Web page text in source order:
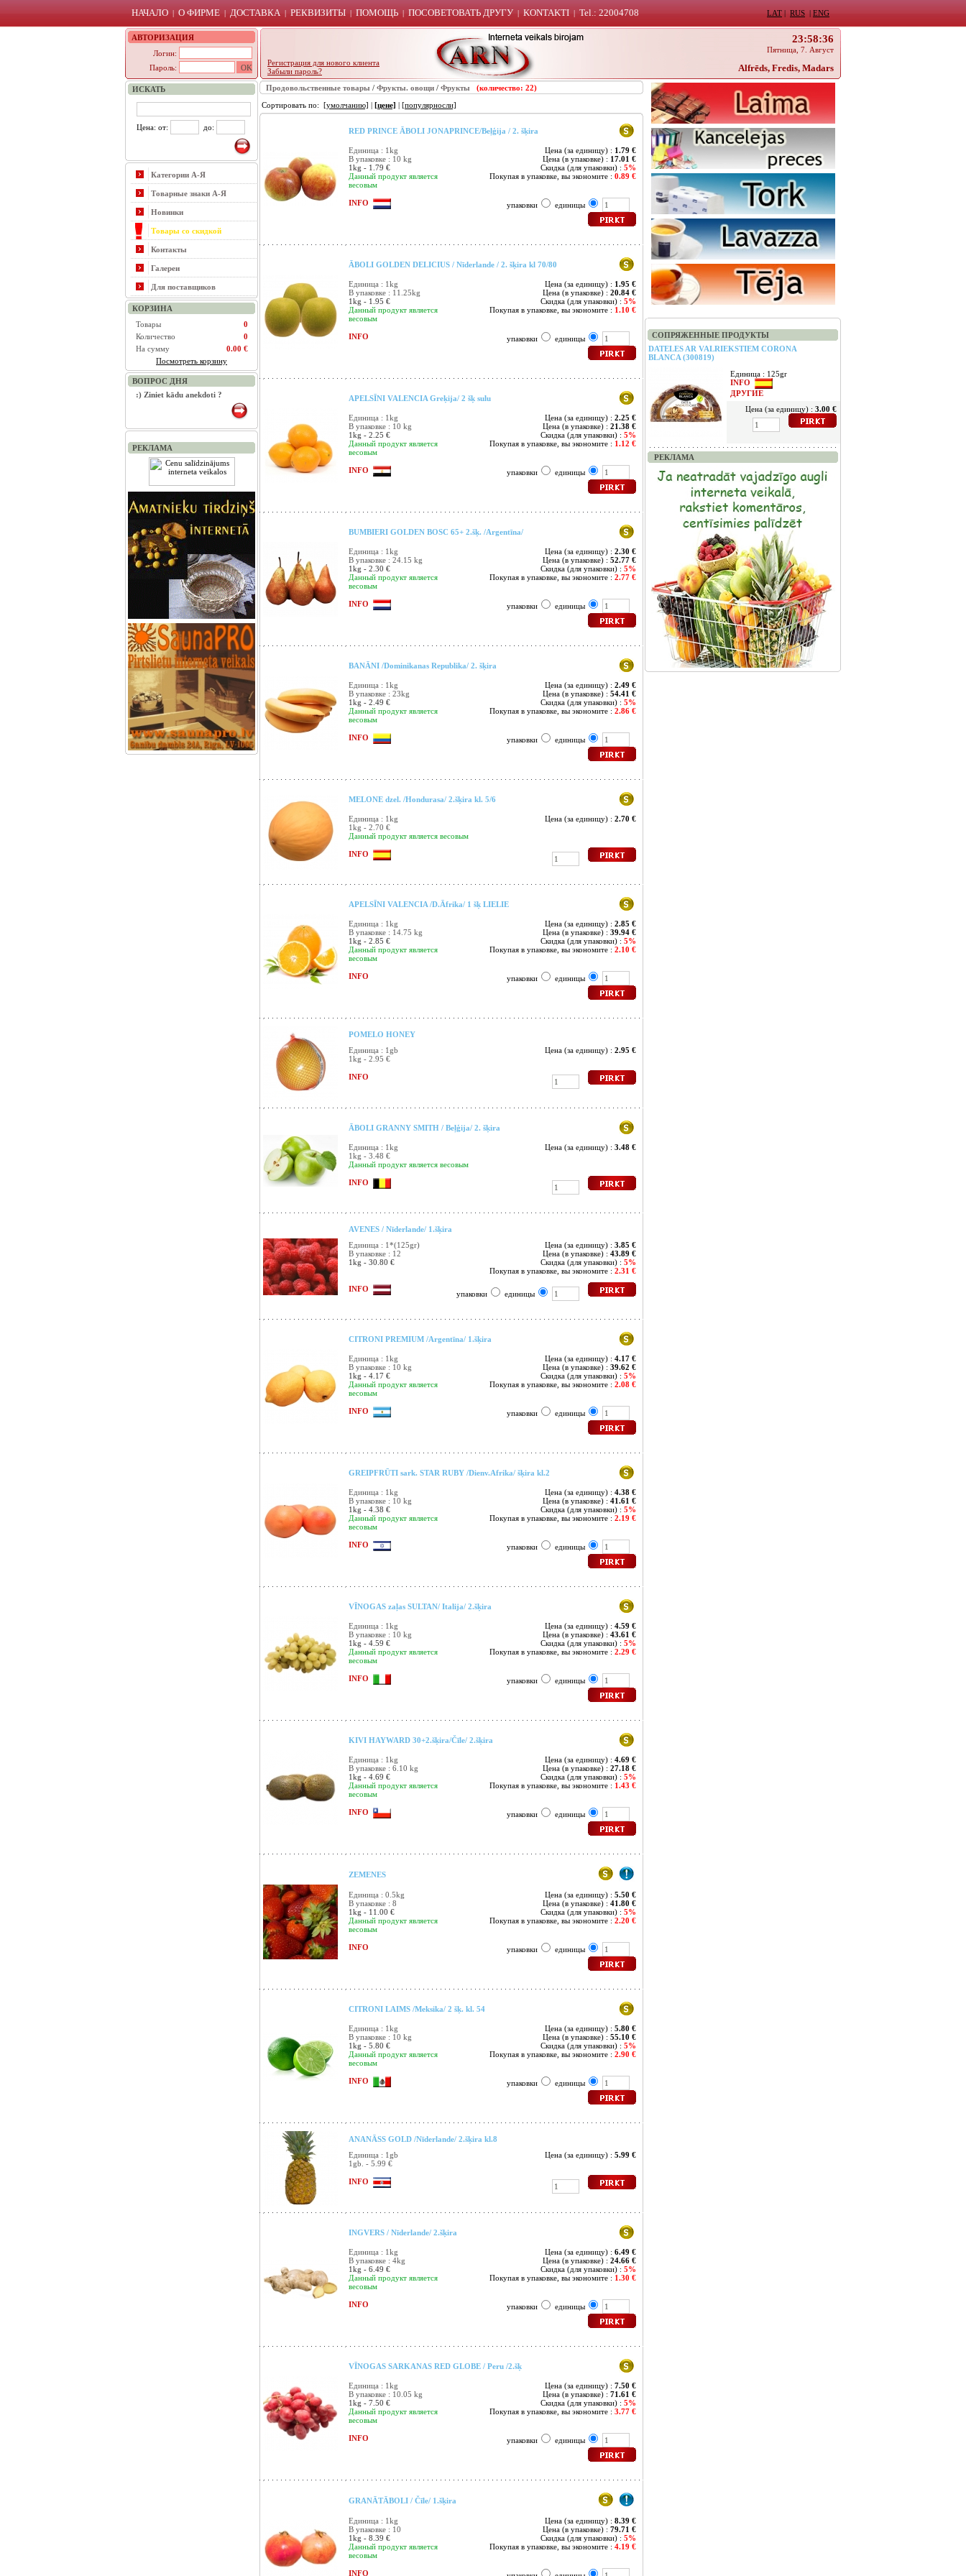
НАЧАЛО | О ФИРМЕ | ДОСТАВКА | РЕКВИЗИТЫ | ПОМОЩЬ | ПОСОВЕТОВАТЬ ДРУГУ| KONTAKTI | Tel.: 22004708 LAT | RUS | ENG
АВТОРИЗАЦИЯ
Логин:
Пароль:
Регистрация для нового клиента
Забыли пароль?
23:58:37
Пятница, 7. Август
Alfrēds, Fredis, Madars
ИСКАТЬ
Цена: от: до:
Категории А-Я
Товарные знаки А-Я
Новинки
Товары со скидкой
Контакты
Галереи
Для поставщиков
КОРЗИНА
Товары
0
Количество
0
На сумму
0.00 €
Посмотреть корзину
ВОПРОС ДНЯ
:) Ziniet kādu anekdoti ?
РЕКЛАМА
Продовольственные товары / Фрукты. овощи / Фрукты
(количество: 22)
Сортировать по: [умолчанию] | [цене] | [популярносли]
RED PRINCE ĀBOLI JONAPRINCE/Beļģija / 2. šķira
Единица : 1kg
В упаковке : 10 kg
1kg - 1.79 €
Данный продукт является
весовым
Цена (за единицу) : 1.79 €
Цена (в упаковке) : 17.01 €
Скидка (для упаковки) : 5%
Покупая в упаковке, вы экономите : 0.89 €
INFO упаковки единицы
ĀBOLI GOLDEN DELICIUS / Nīderlande / 2. šķira kl 70/80
Единица : 1kg
В упаковке : 11.25kg
1kg - 1.95 €
Данный продукт является
весовым
Цена (за единицу) : 1.95 €
Цена (в упаковке) : 20.84 €
Скидка (для упаковки) : 5%
Покупая в упаковке, вы экономите : 1.10 €
INFO упаковки единицы
APELSĪNI VALENCIA Greķija/ 2 šķ sulu
Единица : 1kg
В упаковке : 10 kg
1kg - 2.25 €
Данный продукт является
весовым
Цена (за единицу) : 2.25 €
Цена (в упаковке) : 21.38 €
Скидка (для упаковки) : 5%
Покупая в упаковке, вы экономите : 1.12 €
INFO упаковки единицы
BUMBIERI GOLDEN BOSC 65+ 2.šķ. /Argentīna/
Единица : 1kg
В упаковке : 24.15 kg
1kg - 2.30 €
Данный продукт является
весовым
Цена (за единицу) : 2.30 €
Цена (в упаковке) : 52.77 €
Скидка (для упаковки) : 5%
Покупая в упаковке, вы экономите : 2.77 €
INFO упаковки единицы
BANĀNI /Dominikanas Republika/ 2. šķira
Единица : 1kg
В упаковке : 23kg
1kg - 2.49 €
Данный продукт является
весовым
Цена (за единицу) : 2.49 €
Цена (в упаковке) : 54.41 €
Скидка (для упаковки) : 5%
Покупая в упаковке, вы экономите : 2.86 €
INFO упаковки единицы
MELONE dzel. /Hondurasa/ 2.šķira kl. 5/6
Единица : 1kg
1kg - 2.70 €
Данный продукт является весовым
Цена (за единицу) : 2.70 €
INFO
APELSĪNI VALENCIA /D.Āfrika/ 1 šķ LIELIE
Единица : 1kg
В упаковке : 14.75 kg
1kg - 2.85 €
Данный продукт является
весовым
Цена (за единицу) : 2.85 €
Цена (в упаковке) : 39.94 €
Скидка (для упаковки) : 5%
Покупая в упаковке, вы экономите : 2.10 €
INFO упаковки единицы
POMELO HONEY
Единица : 1gb
1kg - 2.95 €
Цена (за единицу) : 2.95 €
INFO
ĀBOLI GRANNY SMITH / Beļģija/ 2. šķira
Единица : 1kg
1kg - 3.48 €
Данный продукт является весовым
Цена (за единицу) : 3.48 €
INFO
AVENES / Nīderlande/ 1.šķira
Единица : 1*(125gr)
В упаковке : 12
1kg - 30.80 €
Цена (за единицу) : 3.85 €
Цена (в упаковке) : 43.89 €
Скидка (для упаковки) : 5%
Покупая в упаковке, вы экономите : 2.31 €
INFO
упаковки единицы
CITRONI PREMIUM /Argentīna/ 1.šķira
Единица : 1kg
В упаковке : 10 kg
1kg - 4.17 €
Данный продукт является
весовым
Цена (за единицу) : 4.17 €
Цена (в упаковке) : 39.62 €
Скидка (для упаковки) : 5%
Покупая в упаковке, вы экономите : 2.08 €
INFO упаковки единицы
GREIPFRŪTI sark. STAR RUBY /Dienv.Afrika/ šķira kl.2
Единица : 1kg
В упаковке : 10 kg
1kg - 4.38 €
Данный продукт является
весовым
Цена (за единицу) : 4.38 €
Цена (в упаковке) : 41.61 €
Скидка (для упаковки) : 5%
Покупая в упаковке, вы экономите : 2.19 €
INFO упаковки единицы
VĪNOGAS zaļas SULTAN/ Italija/ 2.šķira
Единица : 1kg
В упаковке : 10 kg
1kg - 4.59 €
Данный продукт является
весовым
Цена (за единицу) : 4.59 €
Цена (в упаковке) : 43.61 €
Скидка (для упаковки) : 5%
Покупая в упаковке, вы экономите : 2.29 €
INFO упаковки единицы
KIVI HAYWARD 30+2.šķira/Čīle/ 2.šķira
Единица : 1kg
В упаковке : 6.10 kg
1kg - 4.69 €
Данный продукт является
весовым
Цена (за единицу) : 4.69 €
Цена (в упаковке) : 27.18 €
Скидка (для упаковки) : 5%
Покупая в упаковке, вы экономите : 1.43 €
INFO упаковки единицы
ZEMENES
Единица : 0.5kg
В упаковке : 8
1kg - 11.00 €
Данный продукт является
весовым
Цена (за единицу) : 5.50 €
Цена (в упаковке) : 41.80 €
Скидка (для упаковки) : 5%
Покупая в упаковке, вы экономите : 2.20 €
INFO упаковки единицы
CITRONI LAIMS /Meksika/ 2 šķ. kl. 54
Единица : 1kg
В упаковке : 10 kg
1kg - 5.80 €
Данный продукт является
весовым
Цена (за единицу) : 5.80 €
Цена (в упаковке) : 55.10 €
Скидка (для упаковки) : 5%
Покупая в упаковке, вы экономите : 2.90 €
INFO упаковки единицы
ANANĀSS GOLD /Nīderlande/ 2.šķira kl.8
Единица : 1gb
1gb. - 5.99 €
Цена (за единицу) : 5.99 €
INFO
INGVERS / Nīderlande/ 2.šķira
Единица : 1kg
В упаковке : 4kg
1kg - 6.49 €
Данный продукт является
весовым
Цена (за единицу) : 6.49 €
Цена (в упаковке) : 24.66 €
Скидка (для упаковки) : 5%
Покупая в упаковке, вы экономите : 1.30 €
INFO упаковки единицы
VĪNOGAS SARKANAS RED GLOBE / Peru /2.šķ
Единица : 1kg
В упаковке : 10.05 kg
1kg - 7.50 €
Данный продукт является
весовым
Цена (за единицу) : 7.50 €
Цена (в упаковке) : 71.61 €
Скидка (для упаковки) : 5%
Покупая в упаковке, вы экономите : 3.77 €
INFO упаковки единицы
GRANĀTĀBOLI / Čīle/ 1.šķira
Единица : 1kg
В упаковке : 10
1kg - 8.39 €
Данный продукт является
весовым
Цена (за единицу) : 8.39 €
Цена (в упаковке) : 79.71 €
Скидка (для упаковки) : 5%
Покупая в упаковке, вы экономите : 4.19 €
INFO
СОПРЯЖЕННЫЕ ПРОДУКТЫ
DATELES AR VALRIEKSTIEM CORONA
BLANCA (300819)
Единица : 125gr
INFO
ДРУГИЕ
Цена (за единицу) : 3.00 €
РЕКЛАМА